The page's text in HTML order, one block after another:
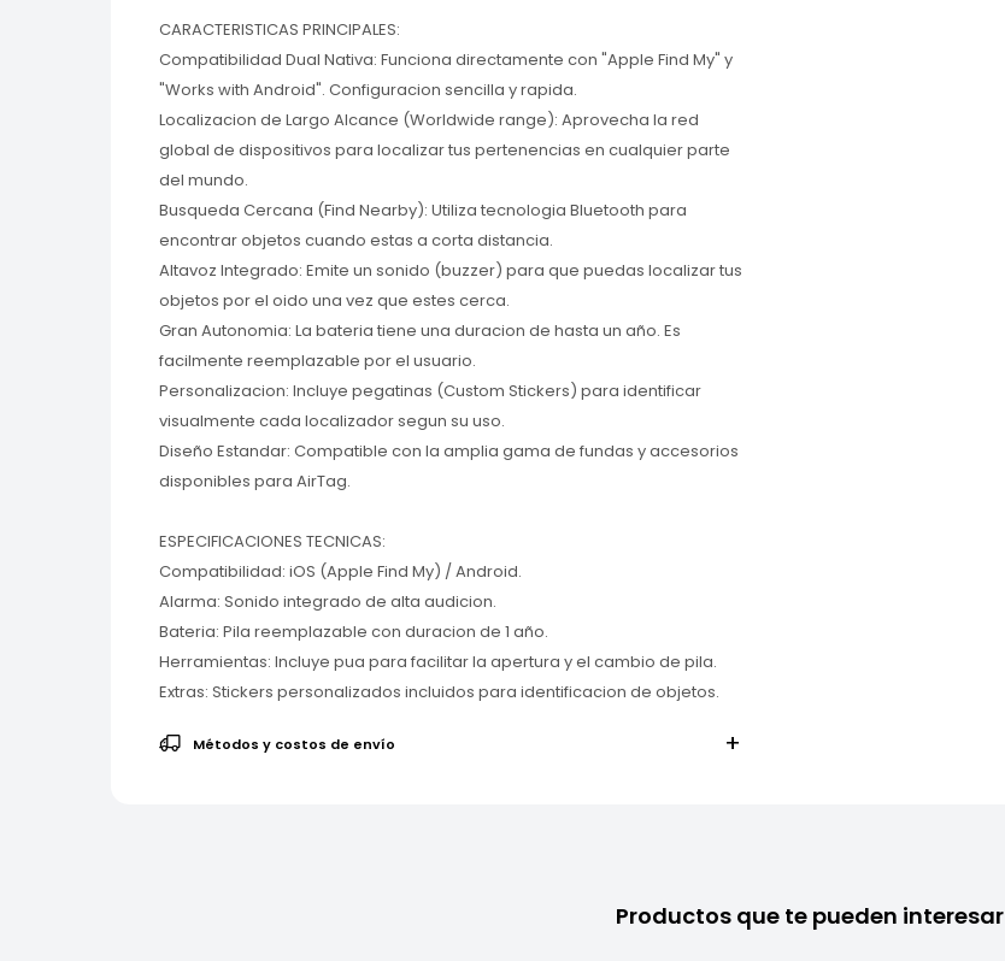
CARACTERISTICAS PRINCIPALES:
Compatibilidad Dual Nativa: Funciona directamente con "Apple Find My" y
"Works with Android". Configuracion sencilla y rapida.
Localizacion de Largo Alcance (Worldwide range): Aprovecha la red
global de dispositivos para localizar tus pertenencias en cualquier parte
del mundo.
Busqueda Cercana (Find Nearby): Utiliza tecnologia Bluetooth para
encontrar objetos cuando estas a corta distancia.
Altavoz Integrado: Emite un sonido (buzzer) para que puedas localizar tus
objetos por el oido una vez que estes cerca.
Gran Autonomia: La bateria tiene una duracion de hasta un año. Es
facilmente reemplazable por el usuario.
Personalizacion: Incluye pegatinas (Custom Stickers) para identificar
visualmente cada localizador segun su uso.
Diseño Estandar: Compatible con la amplia gama de fundas y accesorios
disponibles para AirTag.
ESPECIFICACIONES TECNICAS:
Compatibilidad: iOS (Apple Find My) / Android.
Alarma: Sonido integrado de alta audicion.
Bateria: Pila reemplazable con duracion de 1 año.
Herramientas: Incluye pua para facilitar la apertura y el cambio de pila.
Extras: Stickers personalizados incluidos para identificacion de objetos.
Métodos y costos de envío
Productos que te pueden interesar